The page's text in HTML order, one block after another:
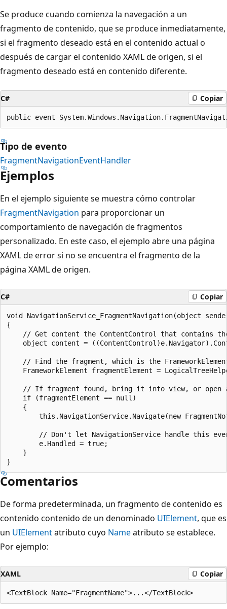
Se produce cuando comienza la navegación a un
fragmento de contenido, que se produce inmediatamente,
si el fragmento deseado está en el contenido actual o
después de cargar el contenido XAML de origen, si el
fragmento deseado está en contenido diferente.
C# Copiar
public event
Tipo de evento
FragmentNavigationEventHandler
Ejemplos
En el ejemplo siguiente se muestra cómo controlar
FragmentNavigation para proporcionar un
comportamiento de navegación de fragmentos
personalizado. En este caso, el ejemplo abre una página
XAML de error si no se encuentra el fragmento de la
página XAML de origen.
C# Copiar
void NavigationService_FragmentNavigation(object
{
// Get content the ContentControl that contains
object content =
// Find the fragment, which is the
FrameworkElement fragmentElement =
// If fragment found, bring it into view, or open
    if (fragmentElement == null)
    {
this.NavigationService.Navigate(new
// Don't let NavigationService handle this
        e.Handled = true;
    }
Comentarios
De forma predeterminada, un fragmento de contenido es
contenido contenido de un denominado UIElement, que es
un UIElementatributo cuyo Nameatributo se establece.
Por ejemplo:
XAML Copiar